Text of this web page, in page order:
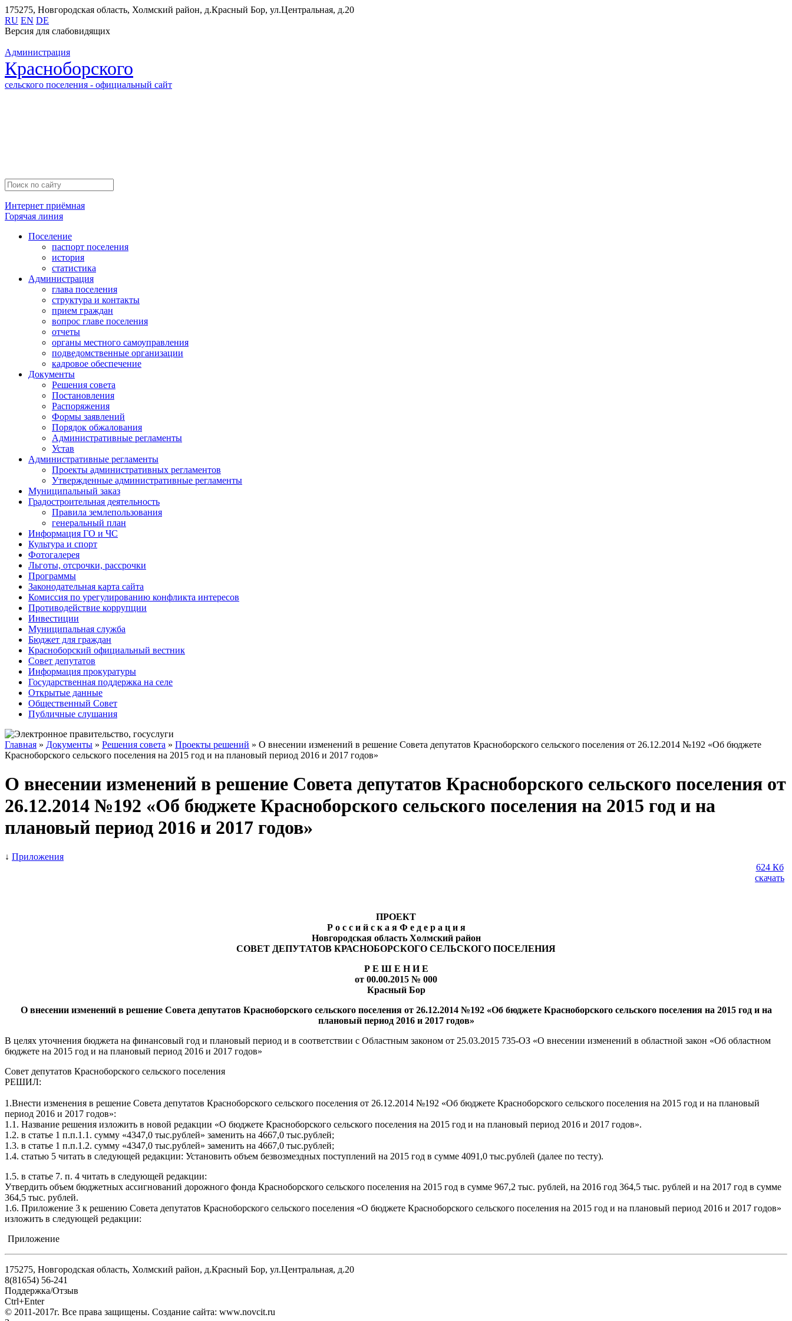
175275, Новгородская область, Холмский район, д.Красный Бор, ул.Центральная, д.20
RU EN DE
Версия для слабовидящих
Администрация
Красноборского
сельского поселения - официальный сайт
Интернет приёмная
Горячая линия
Поселение
паспорт поселения
история
статистика
Администрация
глава поселения
структура и контакты
прием граждан
вопрос главе поселения
отчеты
органы местного самоуправления
подведомственные организации
кадровое обеспечение
Документы
Решения совета
Постановления
Распоряжения
Формы заявлений
Порядок обжалования
Административные регламенты
Устав
Административные регламенты
Проекты административных регламентов
Утвержденные административные регламенты
Муниципальный заказ
Градостроительная деятельность
Правила землепользования
генеральный план
Информация ГО и ЧС
Культура и спорт
Фотогалерея
Льготы, отсрочки, рассрочки
Программы
Законодательная карта сайта
Комиссия по урегулированию конфликта интересов
Противодействие коррупции
Инвестиции
Муниципальная служба
Бюджет для граждан
Красноборский официальный вестник
Совет депутатов
Информация прокуратуры
Государственная поддержка на селе
Открытые данные
Общественный Совет
Публичные слушания
Главная » Документы » Решения совета » Проекты решений » О внесении изменений в решение Совета депутатов Красноборского сельского поселения от 26.12.2014 №192 «Об бюджете
Красноборского сельского поселения на 2015 год и на плановый период 2016 и 2017 годов»
О внесении изменений в решение Совета депутатов Красноборского сельского поселения от
26.12.2014 №192 «Об бюджете Красноборского сельского поселения на 2015 год и на
плановый период 2016 и 2017 годов»
624 Кб
скачать
↓ Приложения
ПРОЕКТ
Р о с с и й с к а я Ф е д е р а ц и я
Новгородская область Холмский район
СОВЕТ ДЕПУТАТОВ КРАСНОБОРСКОГО СЕЛЬСКОГО ПОСЕЛЕНИЯ
Р Е Ш Е Н И Е
от 00.00.2015 № 000
Красный Бор
О внесении изменений в решение Совета депутатов Красноборского сельского поселения от 26.12.2014 №192 «Об бюджете Красноборского сельского поселения на 2015 год и на
плановый период 2016 и 2017 годов»
В целях уточнения бюджета на финансовый год и плановый период и в соответствии с Областным законом от 25.03.2015 735-ОЗ «О внесении изменений в областной закон «Об областном
бюджете на 2015 год и на плановый период 2016 и 2017 годов»
Совет депутатов Красноборского сельского поселения
РЕШИЛ:
1.Внести изменения в решение Совета депутатов Красноборского сельского поселения от 26.12.2014 №192 «Об бюджете Красноборского сельского поселения на 2015 год и на плановый
период 2016 и 2017 годов»:
1.1. Название решения изложить в новой редакции «О бюджете Красноборского сельского поселения на 2015 год и на плановый период 2016 и 2017 годов».
1.2. в статье 1 п.п.1.1. сумму «4347,0 тыс.рублей» заменить на 4667,0 тыс.рублей;
1.3. в статье 1 п.п.1.2. сумму «4347,0 тыс.рублей» заменить на 4667,0 тыс.рублей;
1.4. статью 5 читать в следующей редакции: Установить объем безвозмездных поступлений на 2015 год в сумме 4091,0 тыс.рублей (далее по тесту).
1.5. в статье 7. п. 4 читать в следующей редакции:
Утвердить объем бюджетных ассигнований дорожного фонда Красноборского сельского поселения на 2015 год в сумме 967,2 тыс. рублей, на 2016 год 364,5 тыс. рублей и на 2017 год в сумме
364,5 тыс. рублей.
1.6. Приложение 3 к решению Совета депутатов Красноборского сельского поселения «О бюджете Красноборского сельского поселения на 2015 год и на плановый период 2016 и 2017 годов»
изложить в следующей редакции:
Приложение
175275, Новгородская область, Холмский район, д.Красный Бор, ул.Центральная, д.20
8(81654) 56-241
Поддержка/Отзыв
Ctrl+Enter
© 2011-2017г. Все права защищены. Создание сайта: www.novcit.ru